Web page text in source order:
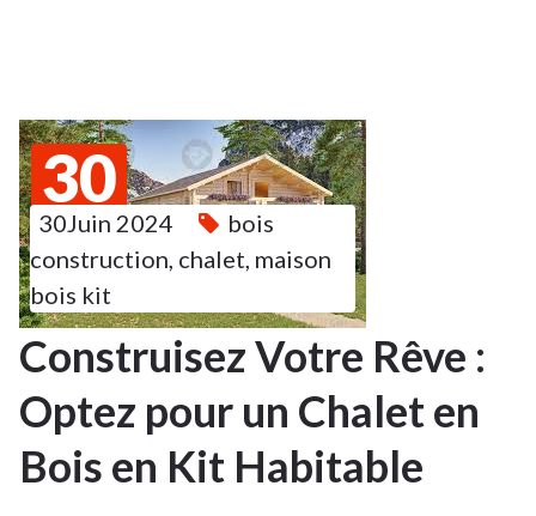
30
JUIN
2024
30Juin 2024
bois
construction chalet maison
bois kit
Construisez Votre Rêve :
Optez pour un Chalet en
Bois en Kit Habitable